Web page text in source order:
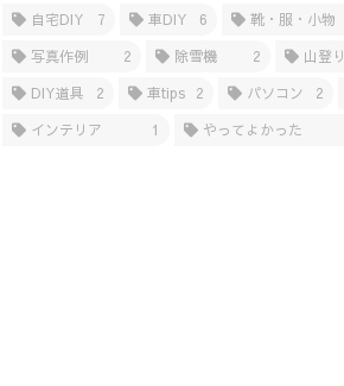
自宅DIY 7 車DIY 6 靴・服・小物
写真作例
2 除雪機 2 山登り
DIY道具
2 車tips 2 パソコン 2
インテリア
1 やってよかった